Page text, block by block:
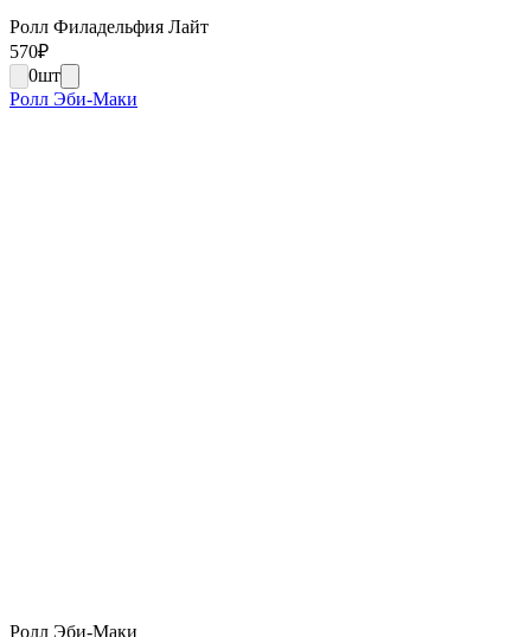
Ролл Филадельфия Лайт
570₽
0шт
Ролл Эби-Маки
Ролл Эби-Маки